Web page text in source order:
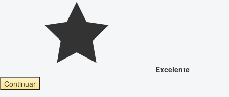
Excelente
Continuar